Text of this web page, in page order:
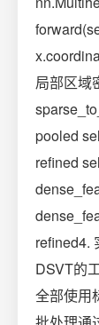
局部区域
pooled
refined
refined4.
DSVT的
全部使用